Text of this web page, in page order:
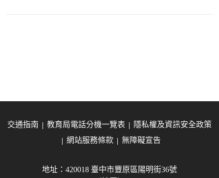
交通指南 教育局電話分機一覽表
隱私權及資訊安全政策
網站服務條款
無障礙宣告
地址：420018 臺中市豐原區陽明街36號